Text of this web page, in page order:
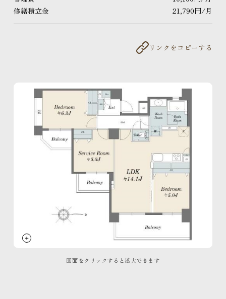
こだわりと気づかいが細かすぎて伝わらない
イニシア10のこと
イニシアラウンジ三田
売却・買い替え・買取りのご相談
サービス＆サポート
イニシアのサステナビリティ活動
すごしかたコンシェルジュ
SNS
Facebook
修繕積立金
21,790円/月
リンクをコピーする
図面をクリックすると拡大できます